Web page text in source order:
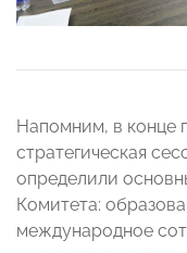
Напомним, в конце
стратегическая
определили
Комитета:
международное